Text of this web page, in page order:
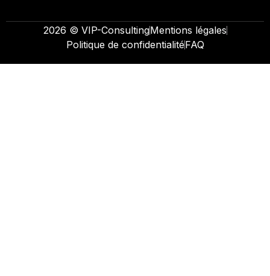
2026 © VIP-ConsultingMentions légales
Politique de confidentialitéFAQ